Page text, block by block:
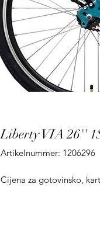
Liberty VIA 26''
Artikelnummer: 1206296
Cijena za gotovinsko,